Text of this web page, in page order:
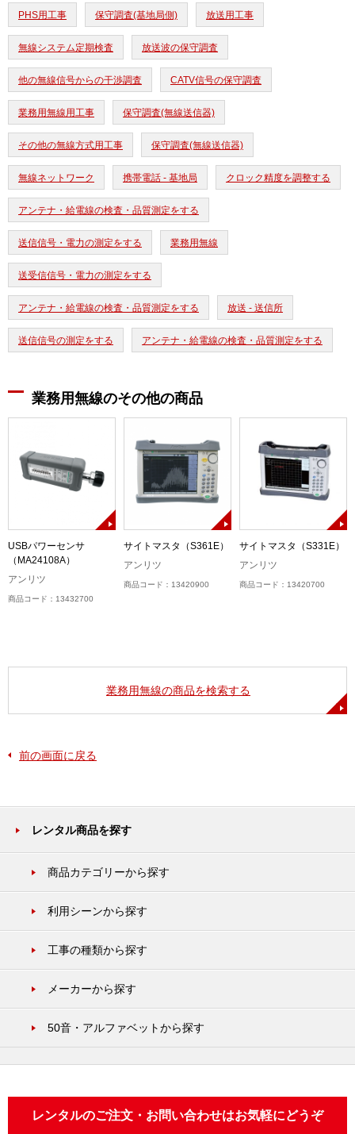
PHS用工事 保守調査(基地局側) 放送用工事
無線システム定期検査 放送波の保守調査
他の無線信号からの干渉調査 CATV信号の保守調査
業務用無線用工事 保守調査(無線送信器)
その他の無線方式用工事 保守調査(無線送信器)
無線ネットワーク 携帯電話 - 基地局 クロック精度を調整する
アンテナ・給電線の検査・品質測定をする
送信信号・電力の測定をする 業務用無線
送受信信号・電力の測定をする
アンテナ・給電線の検査・品質測定をする 放送 - 送信所
送信信号の測定をする アンテナ・給電線の検査・品質測定をする
業務用無線のその他の商品
USBパワーセンサ
（MA24108A）
アンリツ
商品コード：13432700
サイトマスタ（S361E）
アンリツ
商品コード：13420900
サイトマスタ（S331E）
アンリツ
商品コード：13420700
業務用無線の商品を検索する
前の画面に戻る
レンタル商品を探す
商品カテゴリーから探す
利用シーンから探す
工事の種類から探す
メーカーから探す
50音・アルファベットから探す
レンタルのご注文・お問い合わせはお気軽にどうぞ